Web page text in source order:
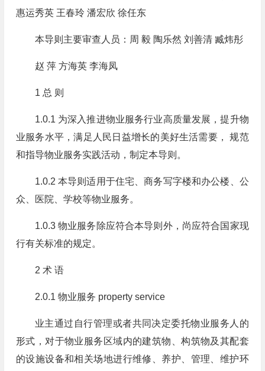
惠运秀英 王春玲 潘宏欣 徐任东
本导则主要审查人员：周 毅 陶乐然 刘善清 臧炜彤
赵 萍 方海英 李海凤
1 总 则
1.0.1 为深入推进物业服务行业高质量发展，提升物
业服务水平，满足人民日益增长的美好生活需要， 规范
和指导物业服务实践活动，制定本导则。
1.0.2 本导则适用于住宅、商务写字楼和办公楼、公
众、医院、学校等物业服务。
1.0.3 物业服务除应符合本导则外，尚应符合国家现
行有关标准的规定。
2 术 语
2.0.1 物业服务 property service
业主通过自行管理或者共同决定委托物业服务人的
形式，对于物业服务区域内的建筑物、构筑物及其配套
的设施设备和相关场地进行维修、养护、管理、维护环